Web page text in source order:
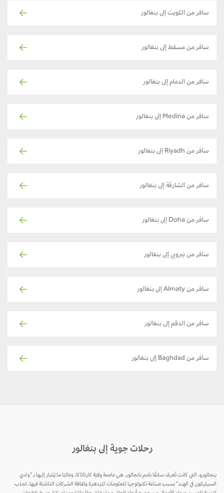
سافر من الكويت إلى بنغالور
سافر من مسقط إلى بنغالور
سافر من الدمام إلى بنغالور
سافر من Medina إلى بنغالور
سافر من Riyadh إلى بنغالور
سافر من الشارقة إلى بنغالور
سافر من Doha إلى بنغالور
سافر من نيروبي إلى بنغالور
سافر من Almaty إلى بنغالور
سافر من الدقم إلى بنغالور
سافر من Baghdad إلى بنغالور
رحلات جوية إلى بنغالور
بنجالورو، التي كانت تُعرف سابقًا باسم بانجالور، هي عاصمة ولاية كارناتاكا، وغالبًا ما يُشار إليها بـ "وادي
السيليكون في الهند" بسبب صناعة تكنولوجيا المعلومات المزدهرة وثقافة الشركات الناشئة فيها. تجذب